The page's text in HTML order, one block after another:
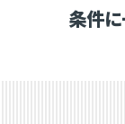
条件に